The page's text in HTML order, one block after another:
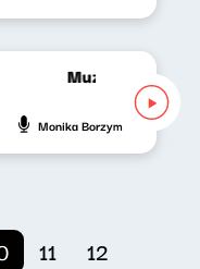
Muzyczny
Monika Borzym
11 12